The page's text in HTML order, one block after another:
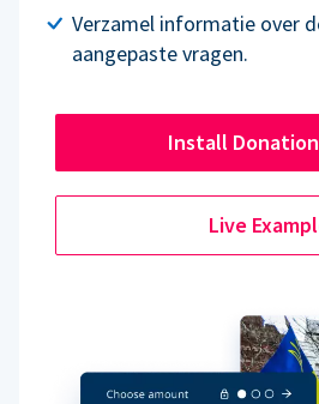
Verzamel informatie over
aangepaste vragen.
Install
Live